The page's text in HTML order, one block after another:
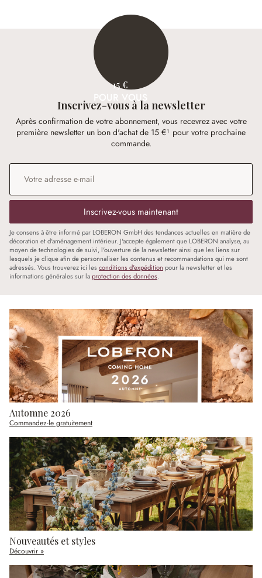
15 €
POUR VOUS
Inscrivez-vous à la newsletter
Après confirmation de votre abonnement, vous recevrez avec votre
première newsletter un bon d'achat de 15 €¹ pour votre prochaine
commande.
Adresse e-mail
Inscrivez-vous maintenant
Je consens à être informé par LOBERON GmbH des tendances actuelles en matière de
décoration et d'aménagement intérieur. J'accepte également que LOBERON analyse, au
moyen de technologies de suivi, l'ouverture de la newsletter ainsi que les liens sur
lesquels je clique afin de personnaliser les contenus et recommandations qui me sont
adressés. Vous trouverez ici les conditions d'expédition pour la newsletter et les
informations générales sur laprotection des données.
Automne 2026
Commandez-le gratuitement
Nouveautés et styles
Découvrir »